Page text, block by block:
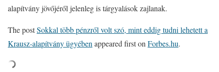
alapítvány jövőjéről jelenleg is tárgyalások zajlanak.
The postSokkal több pénzről volt szó, mint eddig tudni lehetett a
Krausz-alapítvány ügyében appeared first on Forbes.hu.